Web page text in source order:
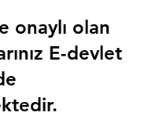
onaylı olan
E-devlet